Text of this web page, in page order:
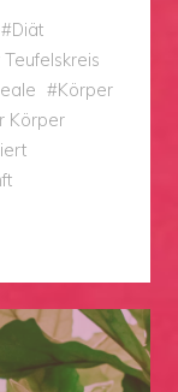
#Diät
#Körper
Körper